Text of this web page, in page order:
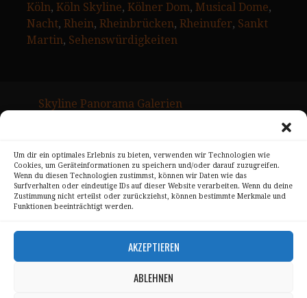
Um dir ein optimales Erlebnis zu bieten, verwenden wir Technologien wie
Cookies, um Geräteinformationen zu speichern und/oder darauf zuzugreifen.
Wenn du diesen Technologien zustimmst, können wir Daten wie das
Surfverhalten oder eindeutige IDs auf dieser Website verarbeiten. Wenn du deine
Zustimmung nicht erteilst oder zurückziehst, können bestimmte Merkmale und
Funktionen beeinträchtigt werden.
AKZEPTIEREN
ABLEHNEN
Köln, Köln Skyline, Kölner Dom, Musical Dome
Nacht, Rhein, Rheinbrücken, Rheinufer, Sankt
Martin, Sehenswürdigkeiten
Skyline Panorama Galerien
Sitemap Page
Kontakt
Alle Bilder unterliegen dem Urheberrecht von
Sebastian Trandafir.
Sebastian Trandafir